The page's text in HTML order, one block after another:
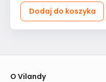
Dodaj do koszyka
O Vilandy